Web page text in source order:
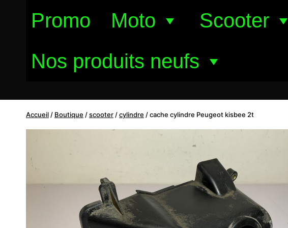
Promo Moto
Scooter
Nos produits neufs
Accueil / Boutique /scooter /cylindre /cache cylindre Peugeot kisbee 2t